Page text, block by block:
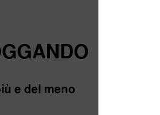
e del meno